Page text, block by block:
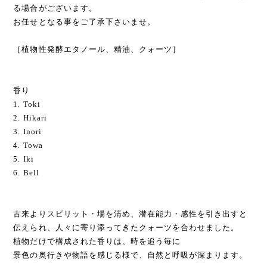
る場合がございます。
お任せとなる事をご了承下さいませ。
［植物性発酵エタノール、精油、クォーツ］
香り
1. Toki
2. Hikari
3. Inori
4. Towa
5. Iki
6. Bell
古来よりスピリット・場を清め、潜在能力・感性を引き出すと
伝えられ、人々に寄り添ってきたクォーツを合わせました。
植物だけで構成された香りは、時を追う毎に
景色の奥行きや物語を感じる様で、自然と呼吸が深まります。